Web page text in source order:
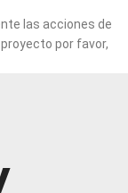
las acciones de
por favor,